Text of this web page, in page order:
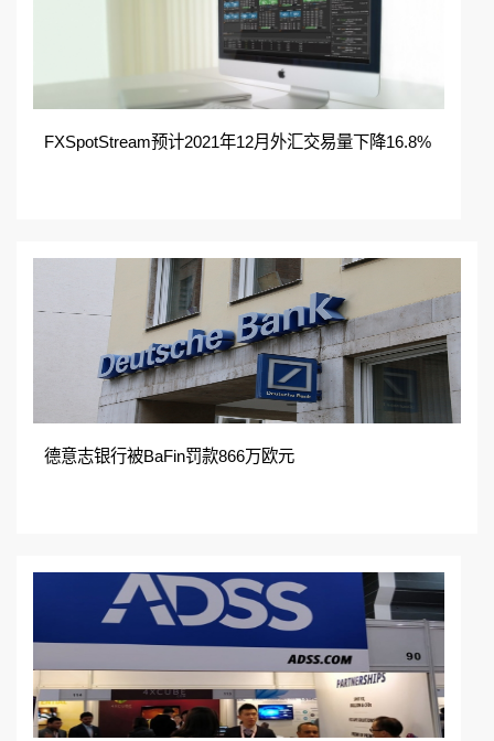
FXSpotStream预计2021年12月外汇交易量下降16.8%
德意志银行被BaFin罚款866万欧元